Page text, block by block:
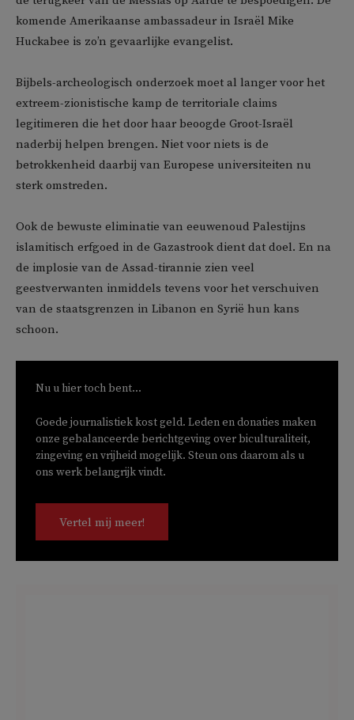
komende Amerikaanse ambassadeur in Israël Mike
Huckabee is zo’n gevaarlijke evangelist.
Bijbels-archeologisch onderzoek moet al langer voor het
extreem-zionistische kamp de territoriale claims
legitimeren die het door haar beoogde Groot-Israël
naderbij helpen brengen. Niet voor niets is de
betrokkenheid daarbij van Europese universiteiten nu
sterk omstreden.
Ook de bewuste eliminatie van eeuwenoud Palestijns
islamitisch erfgoed in de Gazastrook dient dat doel. En na
de implosie van de Assad-tirannie zien veel
geestverwanten inmiddels tevens voor het verschuiven
van de staatsgrenzen in Libanon en Syrië hun kans
schoon.
Nu u hier toch bent...
Goede journalistiek kost geld. Leden en donaties maken
onze gebalanceerde berichtgeving over biculturaliteit,
zingeving en vrijheid mogelijk. Steun ons daarom als u
ons werk belangrijk vindt.
Vertel mij meer!